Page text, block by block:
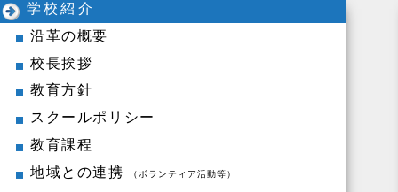
学校紹介
沿革の概要
校長挨拶
教育方針
スクールポリシー
教育課程
地域との連携
（ボランティア活動等）